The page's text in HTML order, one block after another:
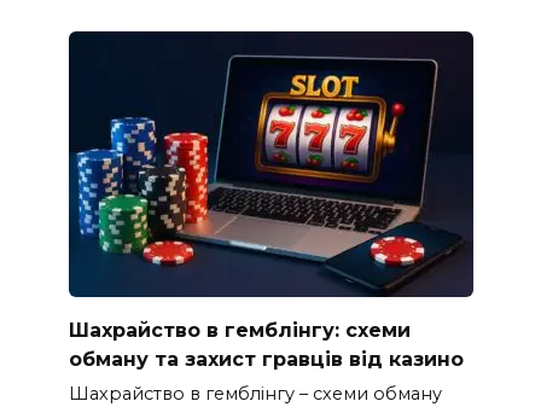
Шахрайство в гемблінгу: схеми
обману та захист гравців від казино
Шахрайство в гемблінгу – схеми обману